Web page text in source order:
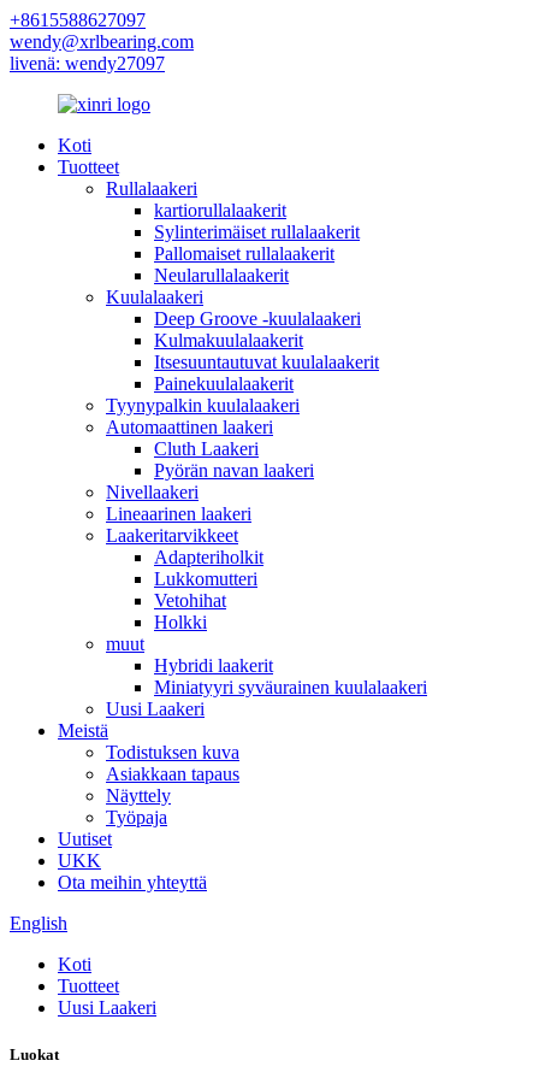
+8615588627097
wendy@xrlbearing.com
livenä: wendy27097
Koti
Tuotteet
Rullalaakeri
kartiorullalaakerit
Sylinterimäiset rullalaakerit
Pallomaiset rullalaakerit
Neularullalaakerit
Kuulalaakeri
Deep Groove -kuulalaakeri
Kulmakuulalaakerit
Itsesuuntautuvat kuulalaakerit
Painekuulalaakerit
Tyynypalkin kuulalaakeri
Automaattinen laakeri
Cluth Laakeri
Pyörän navan laakeri
Nivellaakeri
Lineaarinen laakeri
Laakeritarvikkeet
Adapteriholkit
Lukkomutteri
Vetohihat
Holkki
muut
Hybridi laakerit
Miniatyyri syväurainen kuulalaakeri
Uusi Laakeri
Meistä
Todistuksen kuva
Asiakkaan tapaus
Näyttely
Työpaja
Uutiset
UKK
Ota meihin yhteyttä
English
Koti
Tuotteet
Uusi Laakeri
Luokat